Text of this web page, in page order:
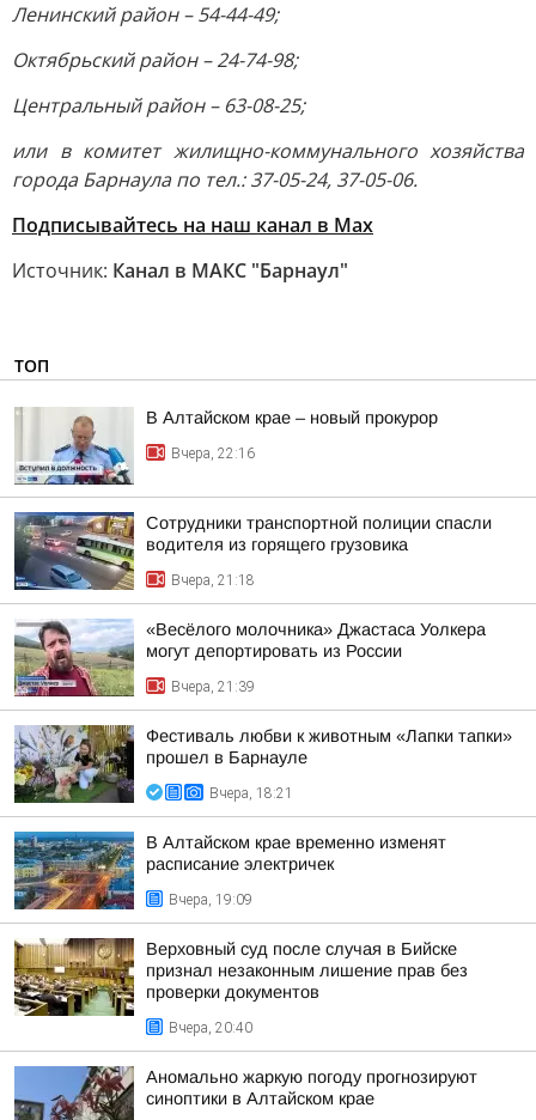
Ленинский район – 54-44-49;
Октябрьский район – 24-74-98;
Центральный район – 63-08-25;
или в комитет жилищно-коммунального хозяйства
города Барнаула по тел.: 37-05-24, 37-05-06.
Подписывайтесь на наш канал в Max
Источник: Канал в МАКС "Барнаул"
ТОП
В Алтайском крае – новый прокурор
Вчера, 22:16
Сотрудники транспортной полиции спасли
водителя из горящего грузовика
Вчера, 21:18
«Весёлого молочника» Джастаса Уолкера
могут депортировать из России
Вчера, 21:39
Фестиваль любви к животным «Лапки тапки»
прошел в Барнауле
Вчера, 18:21
В Алтайском крае временно изменят
расписание электричек
Вчера, 19:09
Верховный суд после случая в Бийске
признал незаконным лишение прав без
проверки документов
Вчера, 20:40
Аномально жаркую погоду прогнозируют
синоптики в Алтайском крае